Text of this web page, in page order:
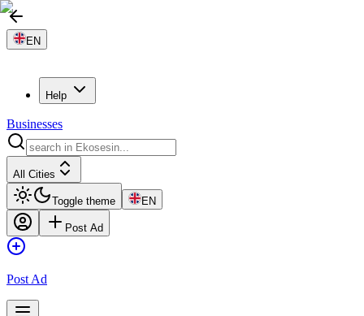
EN
Help
Businesses
All Cities
Toggle theme EN
Post Ad
Post Ad